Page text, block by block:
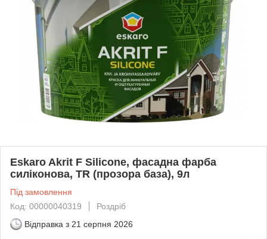
Eskaro Akrit F Silicone, фасадна фарба
силіконова, TR (прозора база), 9л
Під замовлення
Код: 00000040319
Роздріб
Відправка з 21 серпня 2026